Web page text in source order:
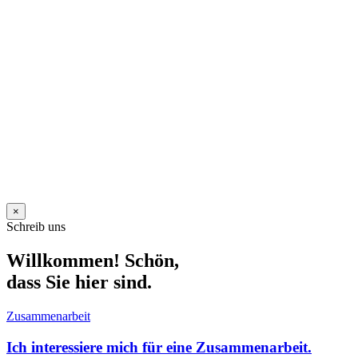
×
Schreib uns
Willkommen! Schön,
dass Sie hier sind.
Zusammenarbeit
Ich interessiere mich für eine Zusammenarbeit.